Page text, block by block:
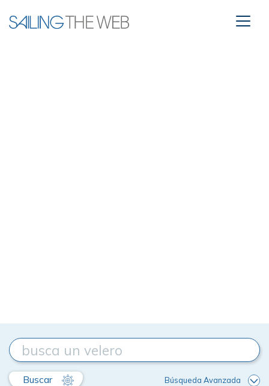
Buscar Búsqueda Avanzada